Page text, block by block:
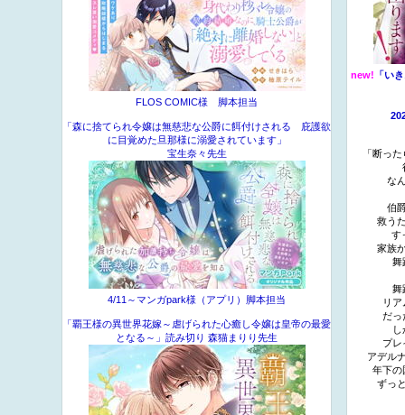
FLOS COMIC様 脚本担当
「森に捨てられ令嬢は無慈悲な公爵に餌付けされる 庇護欲
に目覚めた旦那様に溺愛されています」
宝生奈々先生
4/11～マンガpark様（アプリ）脚本担当
「覇王様の異世界花嫁～虐げられた心癒し令嬢は皇帝の最愛
となる～」読み切り 森猫まりり先生
new! 「い
「断っ
な
伯
救う
す
家族
舞
舞
リ
だっ
プレ
アデル
年下の
ずっ